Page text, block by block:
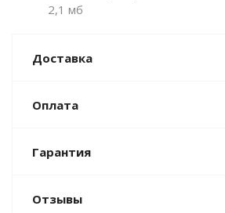
2,1 мб
Доставка
Оплата
Гарантия
Отзывы